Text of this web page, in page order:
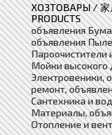
ХОЗТОВАРЫ / 家
PRODUCTS
объявления
объявления
Пароочистители
Мойки высокого
Электровеники,
ремонт,
Сантехника и
Материалы,
Отопление и